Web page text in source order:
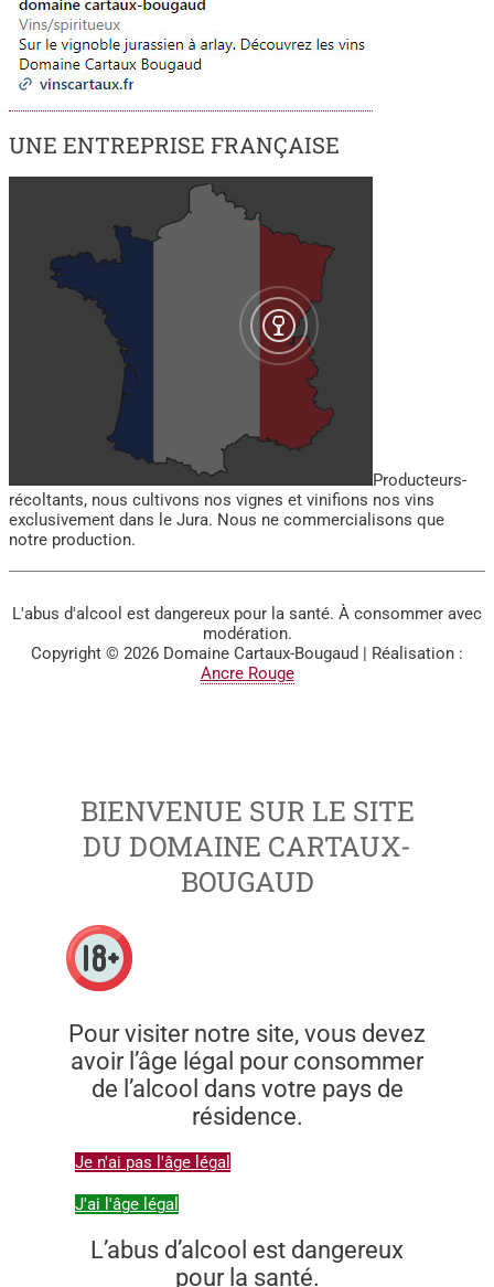
UNE ENTREPRISE FRANÇAISE
Producteurs-
récoltants, nous cultivons nos vignes et vinifions nos vins
exclusivement dans le Jura. Nous ne commercialisons que
notre production.
L'abus d'alcool est dangereux pour la santé. À consommer avec
modération.
Copyright © 2026 Domaine Cartaux-Bougaud | Réalisation :
Ancre Rouge
BIENVENUE SUR LE SITE
DU DOMAINE CARTAUX-
BOUGAUD
Pour visiter notre site, vous devez
avoir l’âge légal pour consommer
de l’alcool dans votre pays de
résidence.
Je n'ai pas l'âge légal
J'ai l'âge légal
L’abus d’alcool est dangereux
pour la santé.